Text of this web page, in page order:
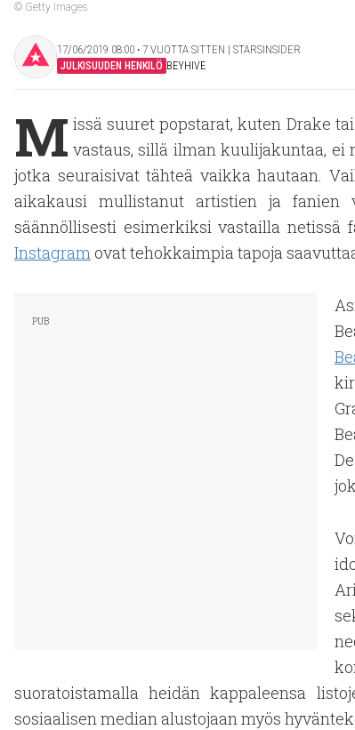
© Getty Images
17/06/2019 08:00 ‧ 7 VUOTTA SITTEN | STARSINSIDER
JULKISUUDEN HENKILÖ BEYHIVE
M issä suuret popstarat, kuten Drake
vastaus, sillä ilman kuulijakuntaa,
jotka seuraisivat tähteä vaikka hautaan.
aikakausi mullistanut artistien ja fanien
säännöllisesti esimerkiksi vastailla netissä
Instagram ovat tehokkaimpia tapoja
suoratoistamalla heidän kappaleensa
sosiaalisen median alustojaan myös